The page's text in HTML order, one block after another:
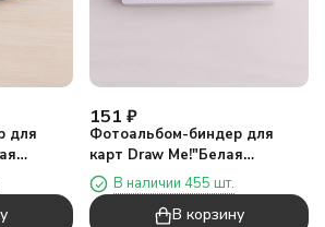
для
151 ₽
Фотоальбом-биндер для
карт Draw Me!"Белая
бабочка",20
страниц(19,5*23,5см)
В наличии 455 шт.
В корзину